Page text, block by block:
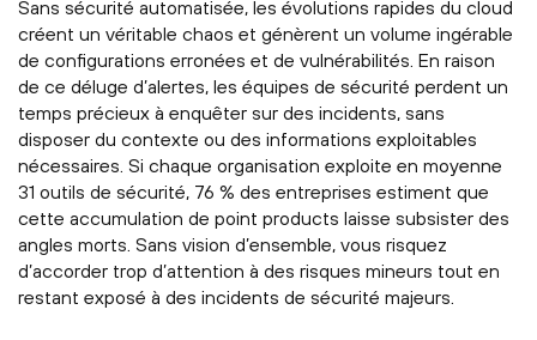
Sans sécurité automatisée, les évolutions rapides du cloud
créent un véritable chaos et génèrent un volume ingérable
de configurations erronées et de vulnérabilités. En raison
de ce déluge d’alertes, les équipes de sécurité perdent un
temps précieux à enquêter sur des incidents, sans
disposer du contexte ou des informations exploitables
nécessaires. Si chaque organisation exploite en moyenne
31 outils de sécurité, 76 % des entreprises estiment que
cette accumulation de point products laisse subsister des
angles morts. Sans vision d’ensemble, vous risquez
d’accorder trop d’attention à des risques mineurs tout en
restant exposé à des incidents de sécurité majeurs.